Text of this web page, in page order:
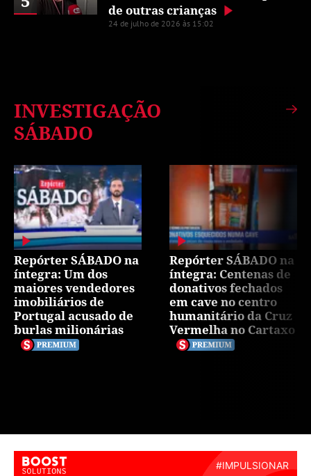
de outras crianças
24 de julho de 2026 às 15:02
INVESTIGAÇÃO
SÁBADO
Repórter SÁBADO na
íntegra: Um dos
maiores vendedores
imobiliários de
Portugal acusado de
burlas milionárias
Repórter SÁBADO na
íntegra: Centenas de
donativos fechados
em cave no centro
humanitário da Cruz
Vermelha no Cartaxo